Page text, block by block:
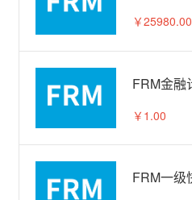
￥25980.00
￥1.00